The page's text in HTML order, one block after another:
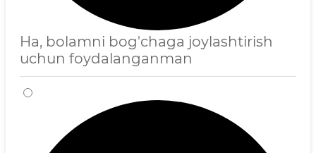
Ha, bolamni bog'chaga joylashtirish
uchun foydalanganman